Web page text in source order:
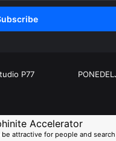
P77
Accelerator
attractive for people and